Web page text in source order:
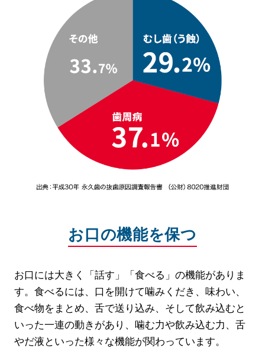
お口の機能を保つ
お口には大きく「話す」「食べる」の機能がありま
す。食べるには、口を開けて噛みくだき、味わい、
食べ物をまとめ、舌で送り込み、そして飲み込むと
いった一連の動きがあり、噛む力や飲み込む力、舌
やだ液といった様々な機能が関わっています。